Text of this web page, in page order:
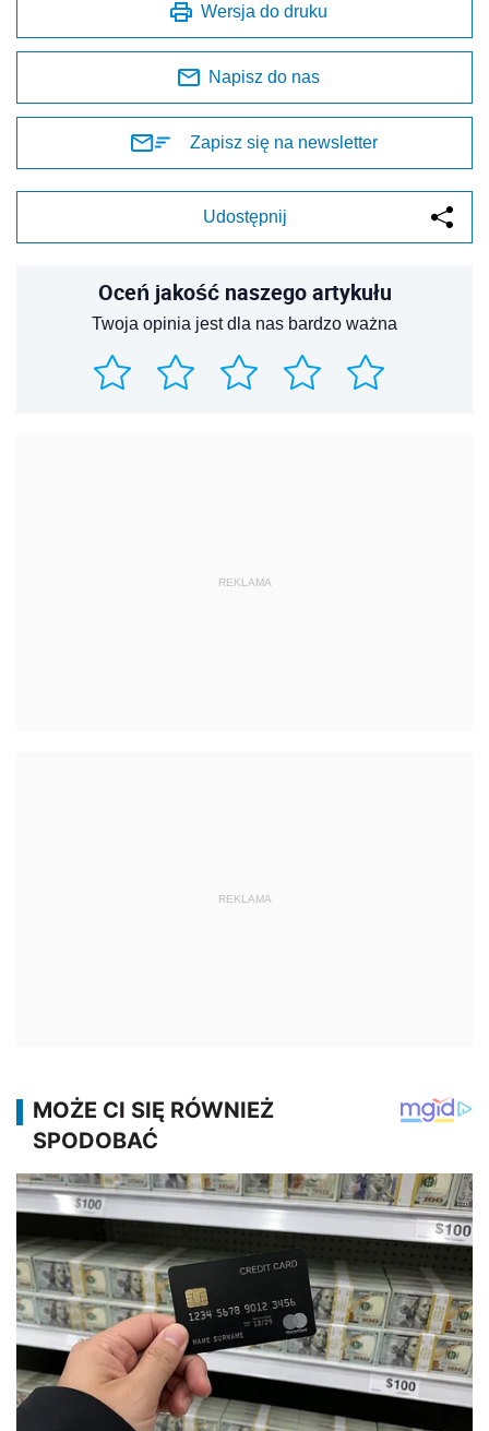
Wersja do druku
Napisz do nas
Zapisz się na newsletter
Udostępnij
Oceń jakość naszego artykułu
Twoja opinia jest dla nas bardzo ważna
REKLAMA
REKLAMA